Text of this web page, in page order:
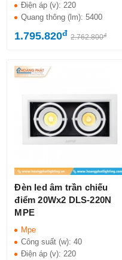
Điện áp (v):220
Quang thông (lm):5400
1.795.820đ 2.762.800đ
Đèn led âm trần chiếu
điểm 20Wx2 DLS-220N
MPE
Mpe
Công suất (w):40
Điện áp (v): 220